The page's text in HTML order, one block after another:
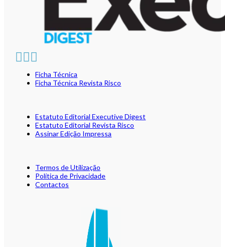
Ficha Técnica
Ficha Técnica Revista Risco
Estatuto Editorial Executive Digest
Estatuto Editorial Revista Risco
Assinar Edição Impressa
Termos de Utilização
Política de Privacidade
Contactos